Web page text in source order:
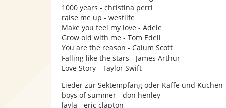
1000 years - christina perri
raise me up - westlife
Make you feel my love - Adele
Grow old with me - Tom Edell
You are the reason - Calum Scott
Falling like the stars - James Arthur
Love Story - Taylor Swift
Lieder zur Sektempfang oder Kaffe und Kuchen
boys of summer - don henley
layla - eric clapton